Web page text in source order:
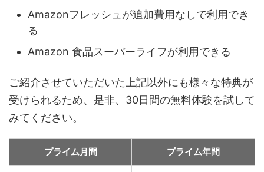
Amazonフレッシュが追加費用なしで利用でき
る
Amazon 食品スーパーライフが利用できる
ご紹介させていただいた上記以外にも様々な特典が
受けられるため、是非、30日間の無料体験を試して
みてください。
プライム月間 プライム年間